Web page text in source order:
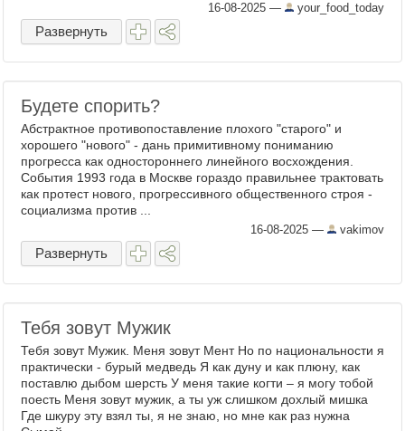
16-08-2025 — your_food_today
Развернуть
Будете спорить?
Абстрактное противопоставление плохого "старого" и
хорошего "нового" - дань примитивному пониманию
прогресса как одностороннего линейного восхождения.
События 1993 года в Москве гораздо правильнее трактовать
как протест нового, прогрессивного общественного строя -
социализма против ...
16-08-2025 — vakimov
Развернуть
Тебя зовут Мужик
Тебя зовут Мужик. Меня зовут Мент Но по национальности я
практически - бурый медведь Я как дуну и как плюну, как
поставлю дыбом шерсть У меня такие когти – я могу тобой
поесть Меня зовут мужик, а ты уж слишком дохлый мишка
Где шкуру эту взял ты, я не знаю, но мне как раз нужна